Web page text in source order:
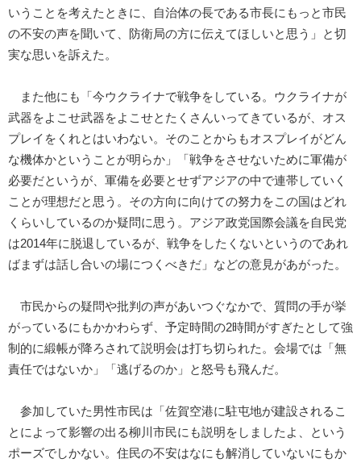
いうことを考えたときに、自治体の長である市長にもっと市民
の不安の声を聞いて、防衛局の方に伝えてほしいと思う」と切
実な思いを訴えた。
また他にも「今ウクライナで戦争をしている。ウクライナが
武器をよこせ武器をよこせとたくさんいってきているが、オス
プレイをくれとはいわない。そのことからもオスプレイがどん
な機体かということが明らか」「戦争をさせないために軍備が
必要だというが、軍備を必要とせずアジアの中で連帯していく
ことが理想だと思う。その方向に向けての努力をこの国はどれ
くらいしているのか疑問に思う。アジア政党国際会議を自民党
は2014年に脱退しているが、戦争をしたくないというのであれ
ばまずは話し合いの場につくべきだ」などの意見があがった。
市民からの疑問や批判の声があいつぐなかで、質問の手が挙
がっているにもかかわらず、予定時間の2時間がすぎたとして強
制的に緞帳が降ろされて説明会は打ち切られた。会場では「無
責任ではないか」「逃げるのか」と怒号も飛んだ。
参加していた男性市民は「佐賀空港に駐屯地が建設されるこ
とによって影響の出る柳川市民にも説明をしましたよ、という
ポーズでしかない。住民の不安はなにも解消していないにもか